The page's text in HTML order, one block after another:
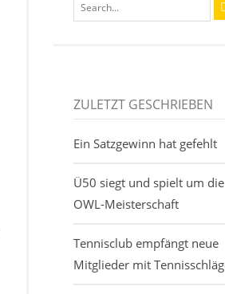
ZULETZT GESCHRIEBEN
Ein Satzgewinn hat gefehlt
Ü50 siegt und spielt um die
OWL-Meisterschaft
Tennisclub empfängt neue
Mitglieder mit